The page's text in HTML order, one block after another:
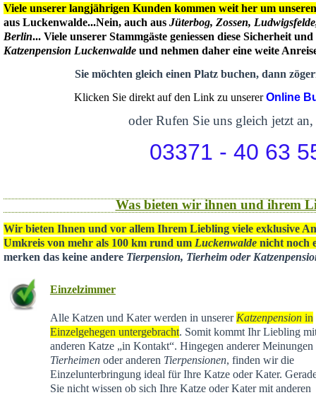
Viele unserer langjährigen Kunden kommen weit her um
aus Luckenwalde...Nein, auch aus Jüterbog, Zossen,
Berlin... Viele unserer Stammgäste geniessen diese Sicherheit
Katzenpension Luckenwalde und nehmen daher eine weite
Sie möchten gleich einen Platz buchen, dann
Klicken Sie direkt auf den Link zu unsererOnline
oder Rufen Sie uns gleich jetzt an,
03371 - 40 63
Was bieten wir ihnen und ihrem
Wir bieten Ihnen und vor allem Ihrem Liebling viele exklusive
Umkreis von mehr als 100 km rund um Luckenwalde nicht noch
merken das keine andere Tierpension, Tierheim oder
Einzelzimmer
Alle Katzen und Kater werden in unserer Katzenpensionin
Einzelgehegen untergebracht. Somit kommt Ihr Liebling
anderen Katze „in Kontakt“. Hingegen anderer Meinungen
Tierheimenoder anderen Tierpensionen, finden wir die
Einzelunterbringung ideal für Ihre Katze oder Kater.
Sie nicht wissen ob sich Ihre Katze oder Kater mit anderen